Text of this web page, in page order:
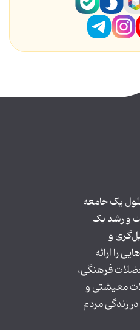
یک جامعه
و رشد یک
و
را ارائه
فرهنگی،
معیشتی و
زندگی مردم